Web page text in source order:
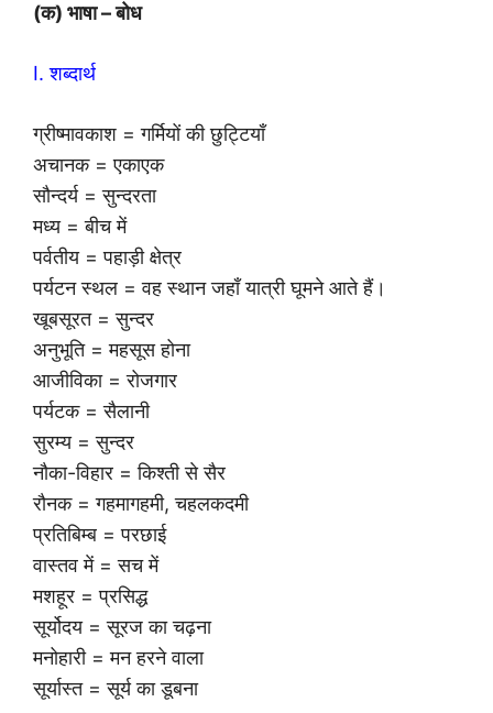
(क) भाषा – बोध
I. शब्दार्थ
ग्रीष्मावकाश = गर्मियों की छुट्टियाँ
अचानक = एकाएक
सौन्दर्य = सुन्दरता
मध्य = बीच में
पर्वतीय = पहाड़ी क्षेत्र
पर्यटन स्थल = वह स्थान जहाँ यात्री घूमने आते हैं।
खूबसूरत = सुन्दर
अनुभूति = महसूस होना
आजीविका = रोजगार
पर्यटक = सैलानी
सुरम्य = सुन्दर
नौका-विहार = किश्ती से सैर
रौनक = गहमागहमी, चहलकदमी
प्रतिबिम्ब = परछाई
वास्तव में = सच में
मशहूर = प्रसिद्ध
सूर्योदय = सूरज का चढ़ना
मनोहारी = मन हरने वाला
सूर्यास्त = सूर्य का डूबना